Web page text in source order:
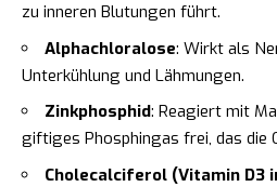
zu inneren Blutungen führt.
Alphachloralose: Wirkt als
Unterkühlung und Lähmungen.
Zinkphosphid: Reagiert mit
giftiges Phosphingas frei, das die
Cholecalciferol (Vitamin D3